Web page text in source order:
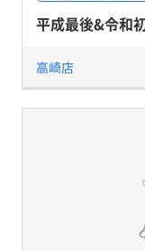
平成最後&令和
高崎店